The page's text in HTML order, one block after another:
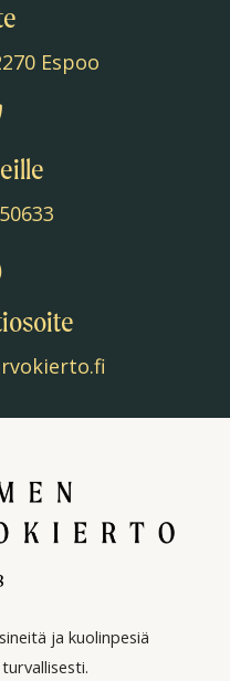
Espoo
ja kuolinpesiä